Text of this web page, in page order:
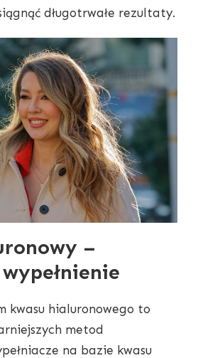
długotrwałe rezultaty.
–
kwasu hialuronowego to
metod
na bazie kwasu